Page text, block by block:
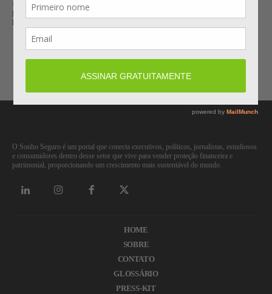
RATING
FITCH REAFIRMA RATING ‘AA-’ DO GRUPO GENERALI, COM
PERSPECTIVA ESTÁVEL
Carregar mais
O Sonho Seguro é um portal que conecta executivos, políticos, jornalistas, estudiosos
e consumidores dentro desse setor que vive para vender proteção financeira e
patrimonial, proporcionando um crescimento mais sustentável do mundo.
HOME
SOBRE
CONTATO
GLOSSÁRIO
PRESS-KIT